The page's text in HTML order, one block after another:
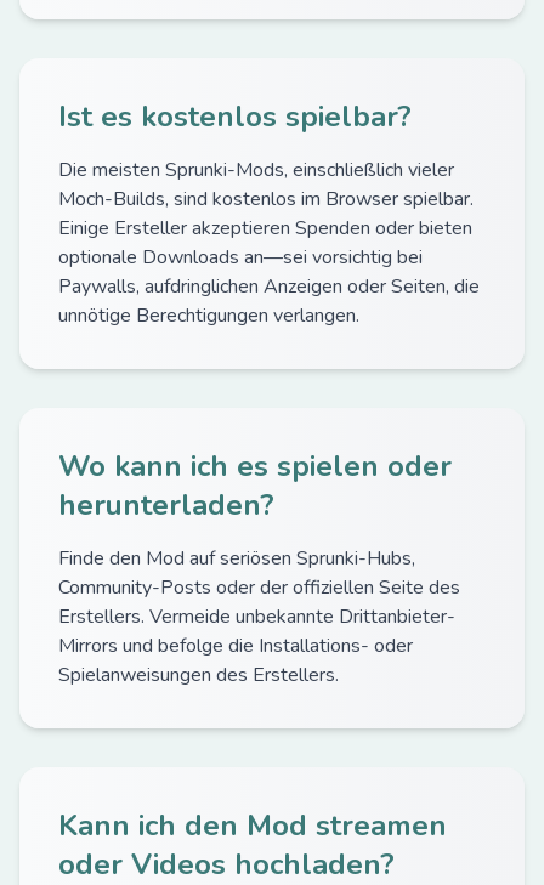
Ist es kostenlos spielbar?
Die meisten Sprunki-Mods, einschließlich vieler
Moch-Builds, sind kostenlos im Browser spielbar.
Einige Ersteller akzeptieren Spenden oder bieten
optionale Downloads an—sei vorsichtig bei
Paywalls, aufdringlichen Anzeigen oder Seiten, die
unnötige Berechtigungen verlangen.
Wo kann ich es spielen oder
herunterladen?
Finde den Mod auf seriösen Sprunki-Hubs,
Community-Posts oder der offiziellen Seite des
Erstellers. Vermeide unbekannte Drittanbieter-
Mirrors und befolge die Installations- oder
Spielanweisungen des Erstellers.
Kann ich den Mod streamen
oder Videos hochladen?